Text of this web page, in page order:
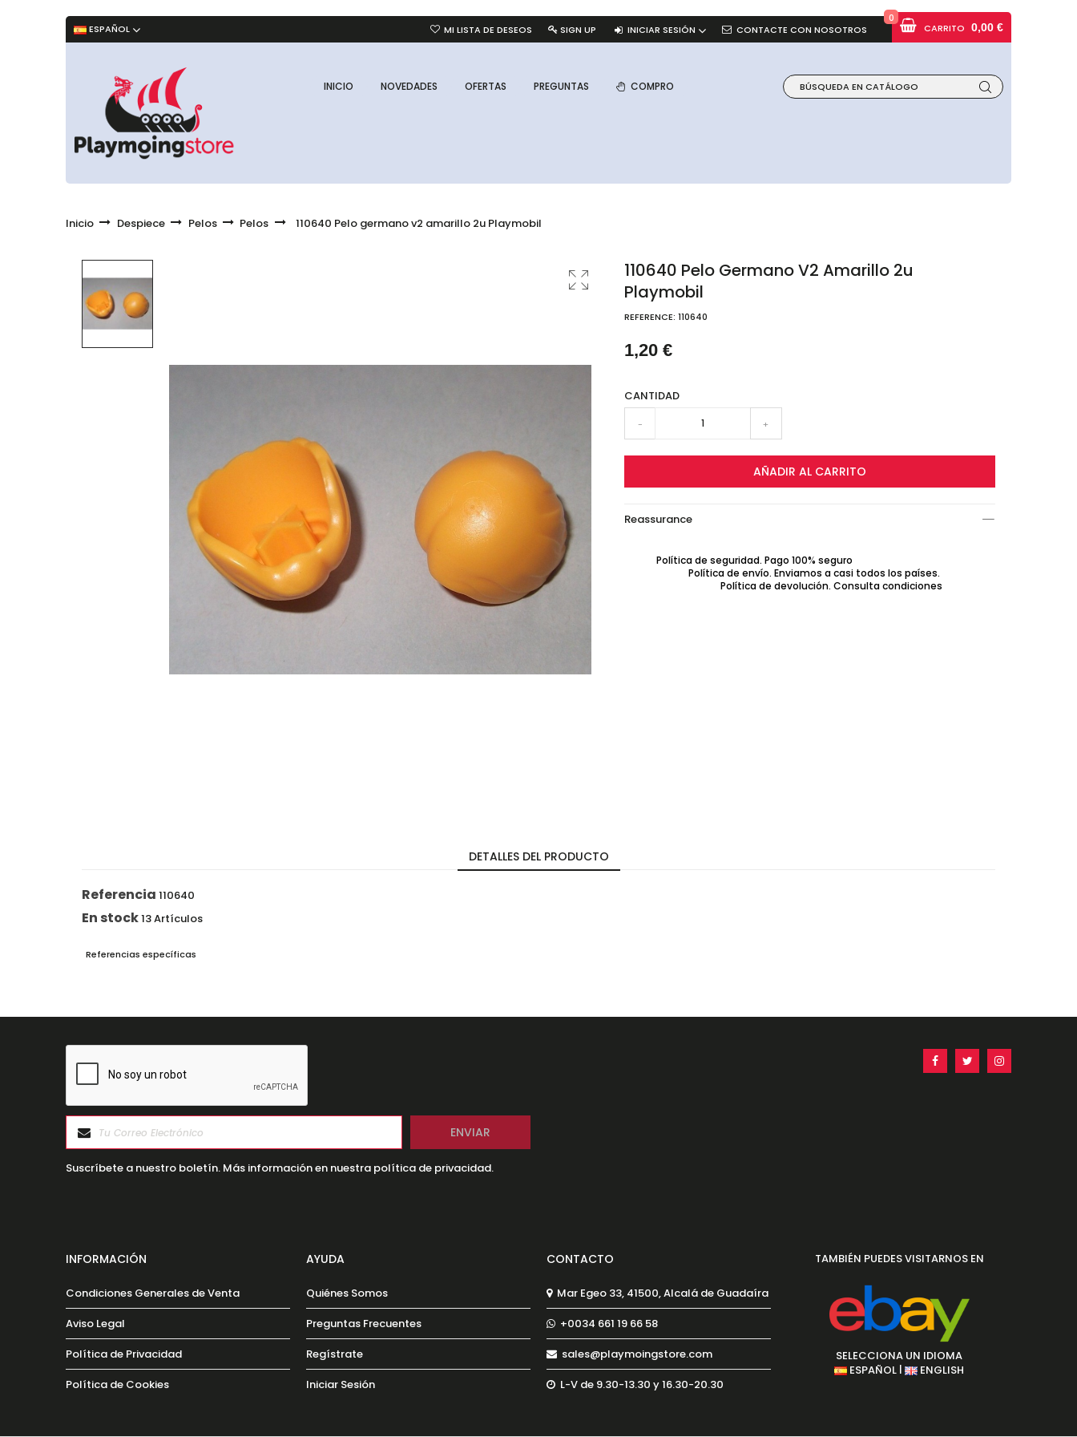
ESPAÑOL MI LISTA DE DESEOS SIGN UP INICIAR SESIÓN CONTACTE CON NOSOTROS
INICIO NOVEDADES OFERTAS PREGUNTAS COMPRO
CARRITO
0
0,00 €
Inicio Despiece Pelos Pelos 110640 Pelo germano v2 amarillo 2u Playmobil
110640 Pelo Germano V2 Amarillo 2u
Playmobil
REFERENCE: 110640
1,20 €
CANTIDAD
- +
AÑADIR AL CARRITO
Reassurance
Política de seguridad. Pago 100% seguro
Política de envío. Enviamos a casi todos los países.
Política de devolución. Consulta condiciones
DETALLES DEL PRODUCTO
Referencia 110640
En stock13 Artículos
Referencias específicas
Suscríbete a nuestro boletín. Más información en nuestra política de privacidad.
INFORMACIÓN
Condiciones Generales de Venta
Aviso Legal
Política de Privacidad
Política de Cookies
AYUDA
Quiénes Somos
Preguntas Frecuentes
Regístrate
Iniciar Sesión
CONTACTO
Mar Egeo 33, 41500, Alcalá de Guadaíra
+0034 661 19 66 58
sales@playmoingstore.com
L-V de 9.30-13.30 y 16.30-20.30
TAMBIÉN PUEDES VISITARNOS EN
SELECCIONA UN IDIOMA
ESPAÑOL | ENGLISH